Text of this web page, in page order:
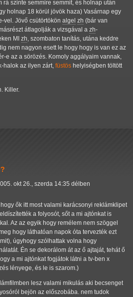
rá szinte semmire semmit, és holnap után
holnap 18 körül jövök haza) Vasárnap egy
vel. Jövő csütörtökön algel zh (bár van
átlagolják a vizsgával a zh-
MI zh, szombaton tanítás, utána keddre
nem nagyon esett le hogy hogy is van ez az
e az a sörözés. Komoly aggályaim vannak,
halok az ilyen zárt, füstös helyiségben töltött
Killer.
okt 26., szerda 14:35 délben
ők itt most valami karácsonyi reklámklipet
a folyosót, sőt a mi ajtónkat is
Az az egyik hogy remélem nem szöggel
hogy láthatóan napok óta tervezték ezt
úgyhogy szólhattak volna hogy
Én se dekorálom át az ő ajtaját, tehát ő
a mi ajtónkat fogjátok látni a tv-ben x
lényege, és le is szarom.)
lesz valami mikulás aki becsenget
bejön az előszobába. nem tudok